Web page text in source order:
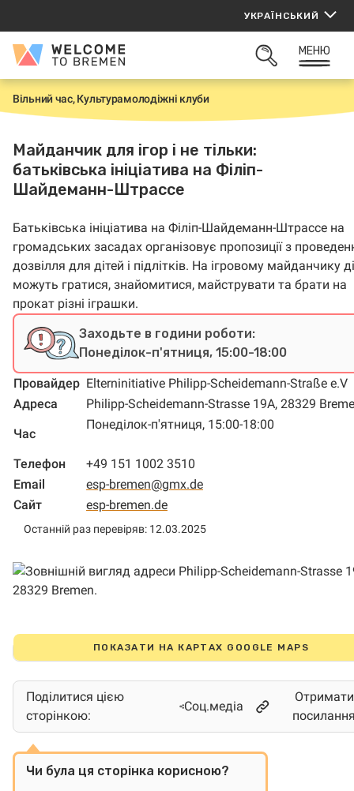
вмісту
УКРАЇНСЬКИЙ
Welcome
Bremen
ВІДКРИТИ
МЕНЮ
H
o
e
Вільний час, Культурамолодіжні клуби
Майданчик для ігор і не тільки:
батьківська ініціатива на Філіп-
Шайдеманн-Штрассе
Батьківська ініціатива на Філіп-Шайдеманн-Штрассе на
громадських засадах організовує пропозиції з
дозвілля для дітей і підлітків. На ігровому майданчику
можуть гратися, знайомитися, майструвати та брати на
прокат різні іграшки.
Заходьте в години роботи:
Понеділок-п'ятниця, 15:00-18:00
Провайдер Elterninitiative Philipp-Scheidemann-Straße e.V
Адреса
Philipp-Scheidemann-Strasse 19A, 28329
Час
Понеділок-п'ятниця, 15:00-18:00
Телефон
+49 151 1002 3510
Email
esp-bremen@gmx.de
Сайт
esp-bremen.de
Останній раз перевіряв: 12.03.2025
ПОКАЗАТИ НА КАРТАХ GOOGLE MAPS
Поділитися цією
сторінкою:
Соц.медіа
Отримати
Чи була ця сторінка корисною?